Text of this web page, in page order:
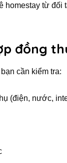
homestay từ
đồng
cần kiểm tra:
(điện, nước,